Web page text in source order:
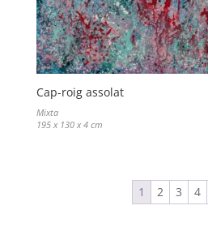
Cap-roig assolat
Mixta
195 x 130 x 4 cm
1 2 3 4